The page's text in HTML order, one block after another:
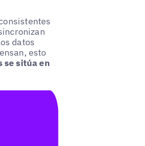
datos
esto
se sitúa en